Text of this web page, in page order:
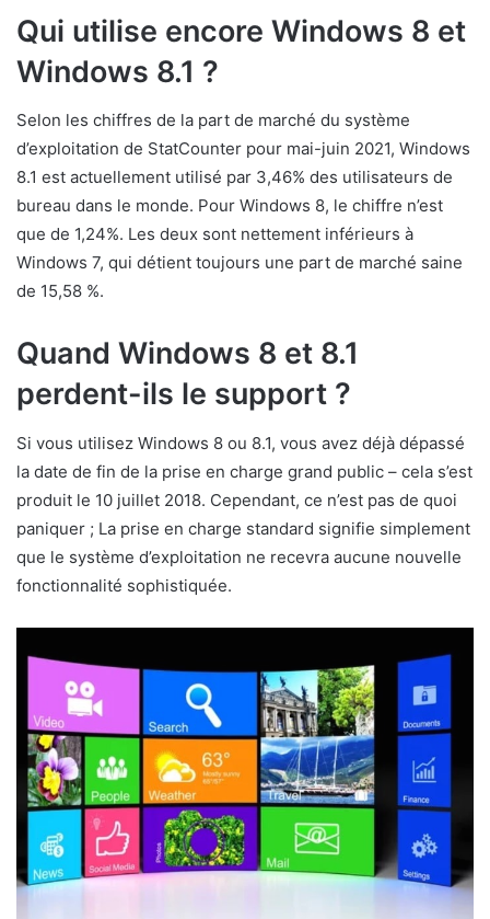
Qui utilise encore Windows 8 et
Windows 8.1 ?
Selon les chiffres de la part de marché du système
d’exploitation de StatCounter pour mai-juin 2021, Windows
8.1 est actuellement utilisé par 3,46% des utilisateurs de
bureau dans le monde. Pour Windows 8, le chiffre n’est
que de 1,24%. Les deux sont nettement inférieurs à
Windows 7, qui détient toujours une part de marché saine
de 15,58 %.
Quand Windows 8 et 8.1
perdent-ils le support ?
Si vous utilisez Windows 8 ou 8.1, vous avez déjà dépassé
la date de fin de la prise en charge grand public – cela s’est
produit le 10 juillet 2018. Cependant, ce n’est pas de quoi
paniquer ; La prise en charge standard signifie simplement
que le système d’exploitation ne recevra aucune nouvelle
fonctionnalité sophistiquée.